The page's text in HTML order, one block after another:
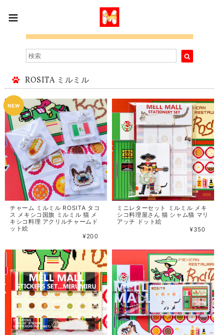
ROSITA ミルミル
チャーム ミルミル ROSITA タコ
ス メキシコ国旗 ミルミル 猫 メ
キシコ料理 アクリルチャームド
ット絵
¥200
ミニレターセット ミルミル メキ
シコ料理屋さん 猫 シャム猫 マリ
アッチ ドット絵
¥350